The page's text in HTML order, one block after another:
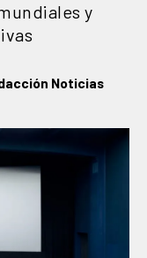
y
Noticias